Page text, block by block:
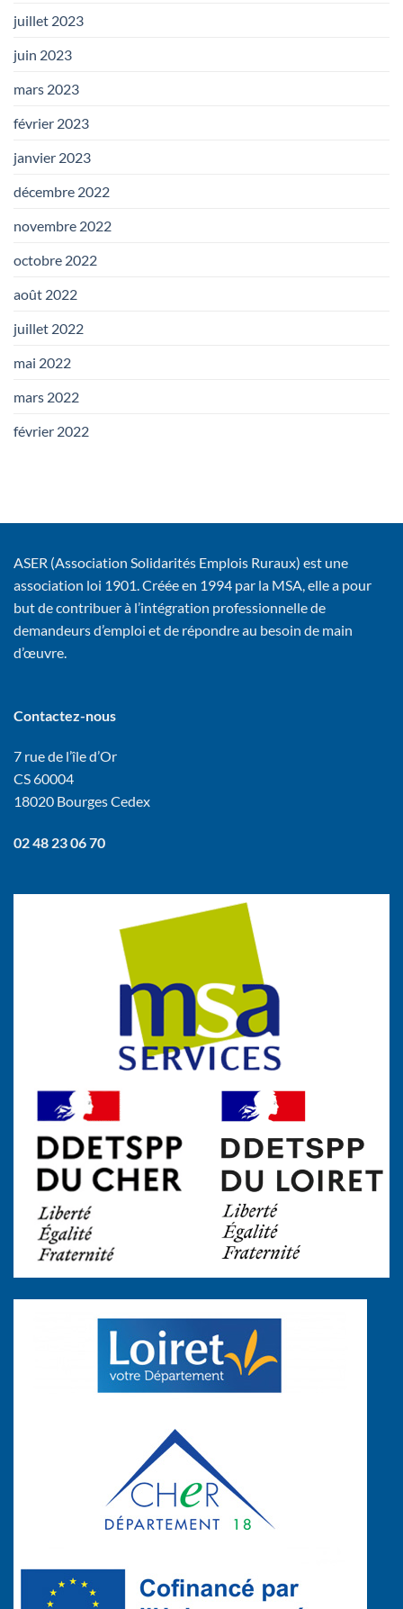
juillet 2023
juin 2023
mars 2023
février 2023
janvier 2023
décembre 2022
novembre 2022
octobre 2022
août 2022
juillet 2022
mai 2022
mars 2022
février 2022
ASER (Association Solidarités Emplois Ruraux) est une
association loi 1901. Créée en 1994 par la MSA, elle a pour
but de contribuer à l’intégration professionnelle de
demandeurs d’emploi et de répondre au besoin de main
d’œuvre.
Contactez-nous
7 rue de l’île d’Or
CS 60004
18020 Bourges Cedex
02 48 23 06 70